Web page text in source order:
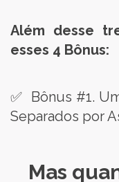
Além desse
esses 4 Bônus:
✅ Bônus #1.
Separados por
Mas